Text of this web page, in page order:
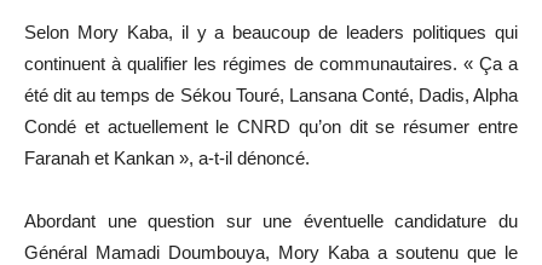
Selon Mory Kaba, il y a beaucoup de leaders politiques qui
continuent à qualifier les régimes de communautaires. « Ça a
été dit au temps de Sékou Touré, Lansana Conté, Dadis, Alpha
Condé et actuellement le CNRD qu’on dit se résumer entre
Faranah et Kankan », a-t-il dénoncé.
Abordant une question sur une éventuelle candidature du
Général Mamadi Doumbouya, Mory Kaba a soutenu que le